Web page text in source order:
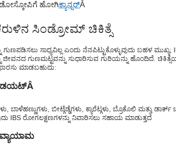
ಹೋಗಿಕ್ಯಾನ್ಸರ್Â
ಸಿಂಡ್ರೋಮ್ ಚಿಕಿತ್ಸೆ
ಗುಣಪಡಿಸಲು ಸಾಧ್ಯವಿಲ್ಲ ಎಂದು ನೆನಪಿಟ್ಟುಕೊಳ್ಳುವುದು ಬಹಳ
ಜೀವನದ ಗುಣಮಟ್ಟವನ್ನು ಸುಧಾರಿಸುವ ಗುರಿಯನ್ನು ಹೊಂದಿದೆ.
ಮಾಡಬಹುದು:
ಡಯಟ್Â
ಬಾಳೆಹಣ್ಣುಗಳು, ಬೀಟ್ಗೆಡ್ಡೆಗಳು, ಕ್ಯಾರೆಟ್ಗಳು, ಬ್ರೊಕೊಲಿ ಮತ್ತು
IBS ರೋಗಲಕ್ಷಣಗಳನ್ನು ನಿವಾರಿಸಲು ಸಹಾಯ ಮಾಡುತ್ತದೆ